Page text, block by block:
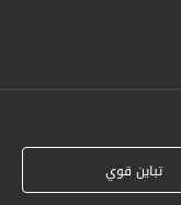
تباين قوي